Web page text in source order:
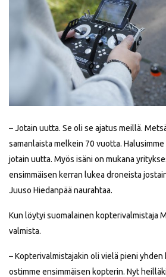
– Jotain uutta. Se oli se ajatus meillä.
samanlaista melkein 70 vuotta.
jotain uutta. Myös isäni on mukana
ensimmäisen kerran lukea droneista
Juuso Hiedanpää naurahtaa.
Kun löytyi suomalainen kopterivalmistaja
valmista.
– Kopterivalmistajakin oli vielä pieni
ostimme ensimmäisen kopterin. Nyt